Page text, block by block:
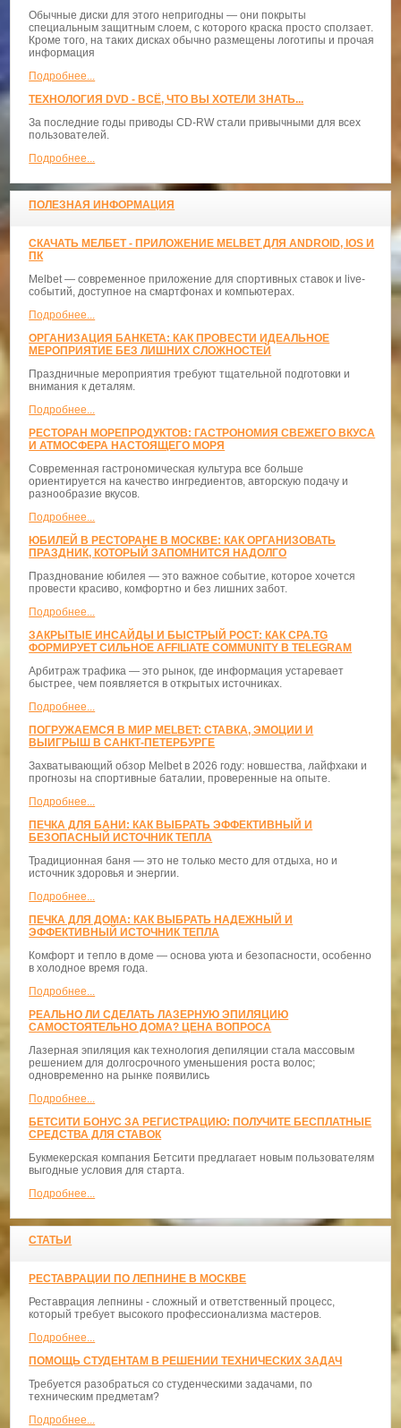
Обычные диски для этого непригодны — они покрыты
специальным защитным слоем, с которого краска просто сползает.
Кроме того, на таких дисках обычно размещены логотипы и прочая
информация
Подробнее...
ТЕХНОЛОГИЯ DVD - ВСЁ, ЧТО ВЫ ХОТЕЛИ ЗНАТЬ...
За последние годы приводы CD-RW стали привычными для всех
пользователей.
Подробнее...
ПОЛЕЗНАЯ ИНФОРМАЦИЯ
СКАЧАТЬ МЕЛБЕТ - ПРИЛОЖЕНИЕ MELBET ДЛЯ ANDROID, IOS И
ПК
Melbet — современное приложение для спортивных ставок и live-
событий, доступное на смартфонах и компьютерах.
Подробнее...
ОРГАНИЗАЦИЯ БАНКЕТА: КАК ПРОВЕСТИ ИДЕАЛЬНОЕ
МЕРОПРИЯТИЕ БЕЗ ЛИШНИХ СЛОЖНОСТЕЙ
Праздничные мероприятия требуют тщательной подготовки и
внимания к деталям.
Подробнее...
РЕСТОРАН МОРЕПРОДУКТОВ: ГАСТРОНОМИЯ СВЕЖЕГО ВКУСА
И АТМОСФЕРА НАСТОЯЩЕГО МОРЯ
Современная гастрономическая культура все больше
ориентируется на качество ингредиентов, авторскую подачу и
разнообразие вкусов.
Подробнее...
ЮБИЛЕЙ В РЕСТОРАНЕ В МОСКВЕ: КАК ОРГАНИЗОВАТЬ
ПРАЗДНИК, КОТОРЫЙ ЗАПОМНИТСЯ НАДОЛГО
Празднование юбилея — это важное событие, которое хочется
провести красиво, комфортно и без лишних забот.
Подробнее...
ЗАКРЫТЫЕ ИНСАЙДЫ И БЫСТРЫЙ РОСТ: КАК CPA.TG
ФОРМИРУЕТ СИЛЬНОЕ AFFILIATE COMMUNITY В TELEGRAM
Арбитраж трафика — это рынок, где информация устаревает
быстрее, чем появляется в открытых источниках.
Подробнее...
ПОГРУЖАЕМСЯ В МИР MELBET: СТАВКА, ЭМОЦИИ И
ВЫИГРЫШ В САНКТ-ПЕТЕРБУРГЕ
Захватывающий обзор Melbet в 2026 году: новшества, лайфхаки и
прогнозы на спортивные баталии, проверенные на опыте.
Подробнее...
ПЕЧКА ДЛЯ БАНИ: КАК ВЫБРАТЬ ЭФФЕКТИВНЫЙ И
БЕЗОПАСНЫЙ ИСТОЧНИК ТЕПЛА
Традиционная баня — это не только место для отдыха, но и
источник здоровья и энергии.
Подробнее...
ПЕЧКА ДЛЯ ДОМА: КАК ВЫБРАТЬ НАДЕЖНЫЙ И
ЭФФЕКТИВНЫЙ ИСТОЧНИК ТЕПЛА
Комфорт и тепло в доме — основа уюта и безопасности, особенно
в холодное время года.
Подробнее...
РЕАЛЬНО ЛИ СДЕЛАТЬ ЛАЗЕРНУЮ ЭПИЛЯЦИЮ
САМОСТОЯТЕЛЬНО ДОМА? ЦЕНА ВОПРОСА
Лазерная эпиляция как технология депиляции стала массовым
решением для долгосрочного уменьшения роста волос;
одновременно на рынке появились
Подробнее...
БЕТСИТИ БОНУС ЗА РЕГИСТРАЦИЮ: ПОЛУЧИТЕ БЕСПЛАТНЫЕ
СРЕДСТВА ДЛЯ СТАВОК
Букмекерская компания Бетсити предлагает новым пользователям
выгодные условия для старта.
Подробнее...
СТАТЬИ
РЕСТАВРАЦИИ ПО ЛЕПНИНЕ В МОСКВЕ
Реставрация лепнины - сложный и ответственный процесс,
который требует высокого профессионализма мастеров.
Подробнее...
ПОМОЩЬ СТУДЕНТАМ В РЕШЕНИИ ТЕХНИЧЕСКИХ ЗАДАЧ
Требуется разобраться со студенческими задачами, по
техническим предметам?
Подробнее...